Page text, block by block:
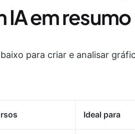
IA em resumo
para criar e analisar
Ideal para